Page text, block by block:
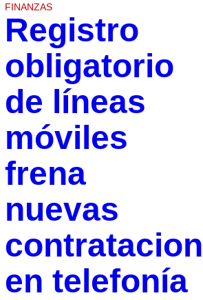
FINANZAS
Registro
obligatorio
de líneas
móviles
frena
nuevas
en telefonía